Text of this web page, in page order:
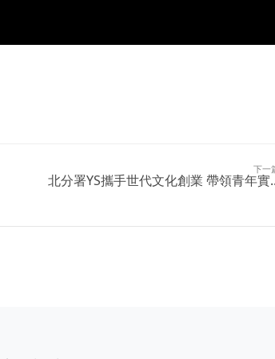
下一
北分署YS攜手世代文化創業 帶領青年實